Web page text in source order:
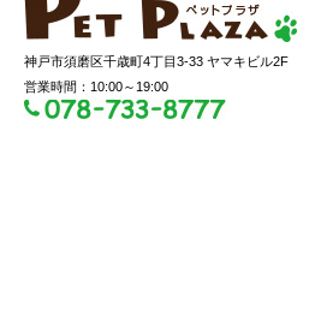
神戸市須磨区千歳町4丁目3-33 ヤマキビル2F
営業時間：10:00～19:00